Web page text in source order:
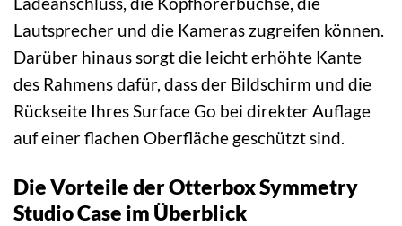
Lautsprecher und die Kameras zugreifen können.
Darüber hinaus sorgt die leicht erhöhte Kante
des Rahmens dafür, dass der Bildschirm und die
Rückseite Ihres Surface Go bei direkter Auflage
auf einer flachen Oberfläche geschützt sind.
Die Vorteile der Otterbox Symmetry
Studio Case im Überblick